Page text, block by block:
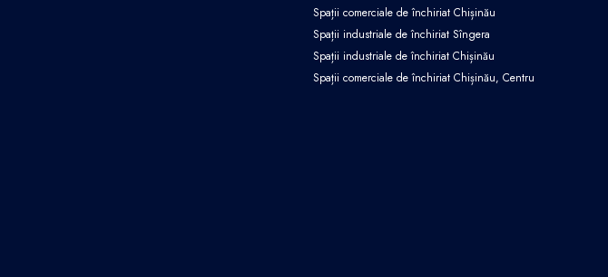
Spații comerciale de închiriat Chișinău
Spații industriale de închiriat Sîngera
Spații industriale de închiriat Chișinău
Spații comerciale de închiriat Chișinău, Centru